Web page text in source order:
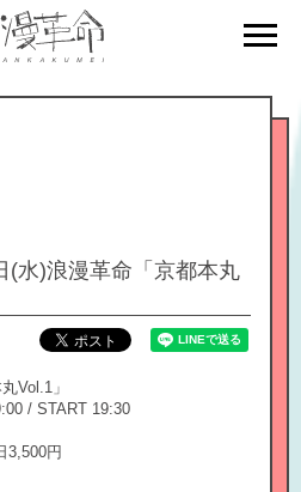
(水)浪漫革命「京都本丸
Vol.1」
/ START 19:30
3,500円